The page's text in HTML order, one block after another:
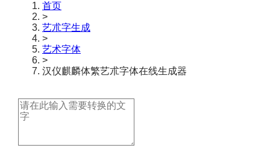
首页
>
艺朮字生成
>
艺术字体
>
汉仪麒麟体繁艺朮字体在线生成器